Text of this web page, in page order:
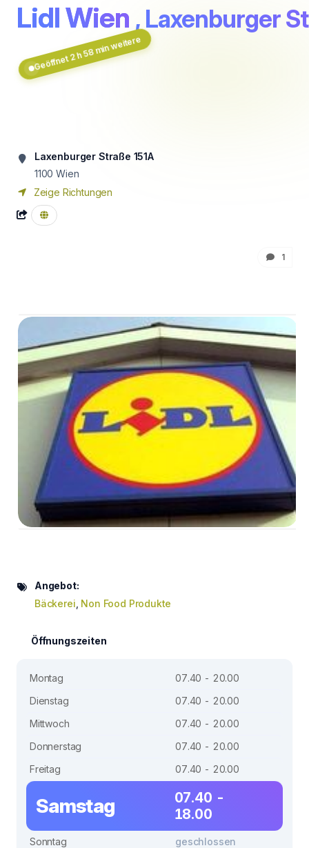
Lidl Wien , Laxenburger
Geöffnet 2 h 58 min weitere
Laxenburger Straße 151A
1100 Wien
Zeige Richtungen
1
Angebot:
Bäckerei Non Food Produkte
Öffnungszeiten
Montag
07.40 - 20.00
Dienstag
07.40 - 20.00
Mittwoch
07.40 - 20.00
Donnerstag
07.40 - 20.00
Freitag
07.40 - 20.00
Samstag
07.40 -
18.00
Sonntag geschlossen